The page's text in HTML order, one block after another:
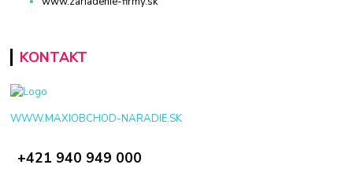
KONTAKT
WWW.MAXIOBCHOD-NARADIE.SK
+421 940 949 000